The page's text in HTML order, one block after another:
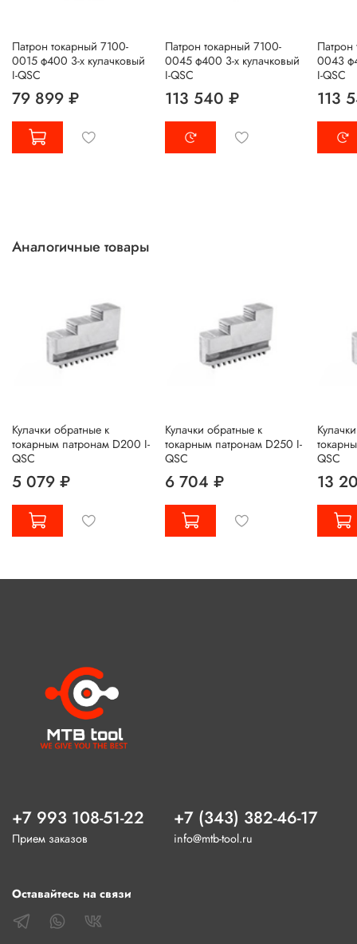
Патрон токарный 7100-
0015 ф400 3-х кулачковый
I-QSC
79 899 ₽
Патрон токарный 7100-
0045 ф400 3-х кулачковый
I-QSC
113 540 ₽
Патрон
0043
I-QSC
113
Аналогичные товары
Кулачки обратные к
токарным патронам D200 I-
QSC
5 079 ₽
Кулачки обратные к
токарным патронам D250 I-
QSC
6 704 ₽
QSC
13
+7 993 108-51-22
Прием заказов
+7 (343) 382-46-17
info@mtb-tool.ru
Оставайтесь на связи